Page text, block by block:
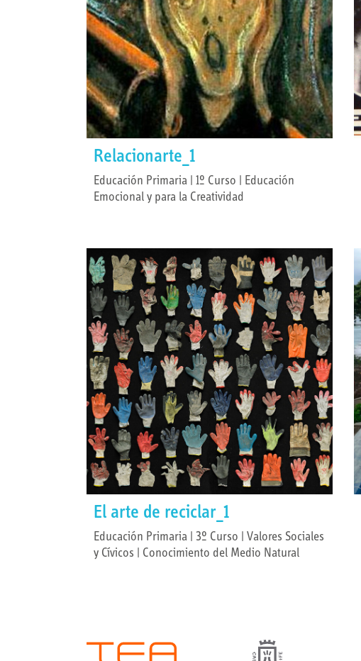
Relacionarte_1
Educación Primaria | 1º Curso | Educación
Emocional y para la Creatividad
El arte de reciclar_1
Educación Primaria | 3º Curso | Valores Sociales
y Cívicos | Conocimiento del Medio Natural